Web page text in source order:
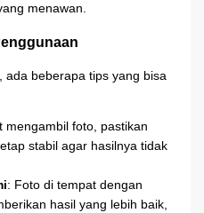
menawan.
ada beberapa tips yang bisa
mengambil foto, pastikan
stabil agar hasilnya tidak
: Foto di tempat dengan
hasil yang lebih baik,